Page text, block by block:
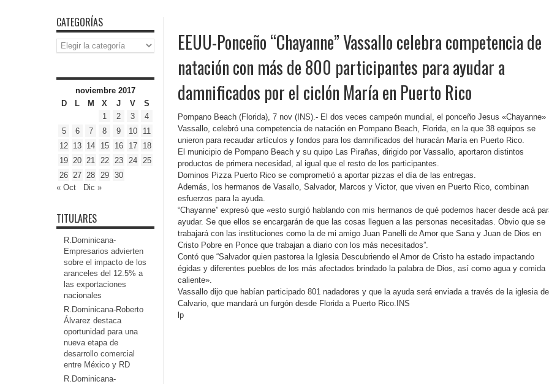
EEUU-Ponceño “Chayanne” Vassallo celebra competencia de
natación con más de 800 participantes para ayudar a
damnificados por el ciclón María en Puerto Rico
Pompano Beach (Florida), 7 nov (INS).- El dos veces campeón mundial, el ponceño Jesus «Chayanne»
Vassallo, celebró una competencia de natación en Pompano Beach, Florida, en la que 38 equipos se
unieron para recaudar artículos y fondos para los damnificados del huracán María en Puerto Rico.
El municipio de Pompano Beach y su quipo Las Pirañas, dirigido por Vassallo, aportaron distintos
productos de primera necesidad, al igual que el resto de los participantes.
Dominos Pizza Puerto Rico se comprometió a aportar pizzas el día de las entregas.
Además, los hermanos de Vasallo, Salvador, Marcos y Victor, que viven en Puerto Rico, combinan
esfuerzos para la ayuda.
“Chayanne” expresó que «esto surgió hablando con mis hermanos de qué podemos hacer desde acá
ayudar. Se que ellos se encargarán de que las cosas lleguen a las personas necesitadas. Obvio que se
trabajará con las instituciones como la de mi amigo Juan Panelli de Amor que Sana y Juan de Dios en
Cristo Pobre en Ponce que trabajan a diario con los más necesitados”.
Contó que “Salvador quien pastorea la Iglesia Descubriendo el Amor de Cristo ha estado impactando
égidas y diferentes pueblos de los más afectados brindado la palabra de Dios, así como agua y comida
caliente».
Vassallo dijo que habían participado 801 nadadores y que la ayuda será enviada a través de la iglesia
Calvario, que mandará un furgón desde Florida a Puerto Rico.INS
lp
CATEGORÍAS
Categorías
noviembre 2017
D
L M X J V
S
1
2 3
4
5
6 7 8 9 10
11
12 13 14 15 16 17
18
19 20 21 22 23 24
25
26 27 28 29
30
« Oct
Dic »
TITULARES
R.Dominicana-
Empresarios advierten
sobre el impacto de los
aranceles del 12.5% a
las exportaciones
nacionales
R.Dominicana-Roberto
Álvarez destaca
oportunidad para una
nueva etapa de
desarrollo comercial
entre México y RD
R.Dominicana-